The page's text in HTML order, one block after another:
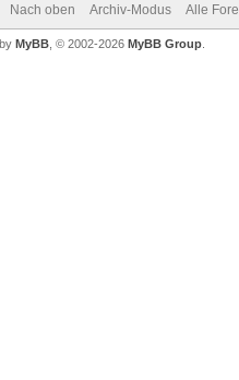
Nach oben Archiv-Modus Alle
MyBB , © 2002-2026 MyBB Group